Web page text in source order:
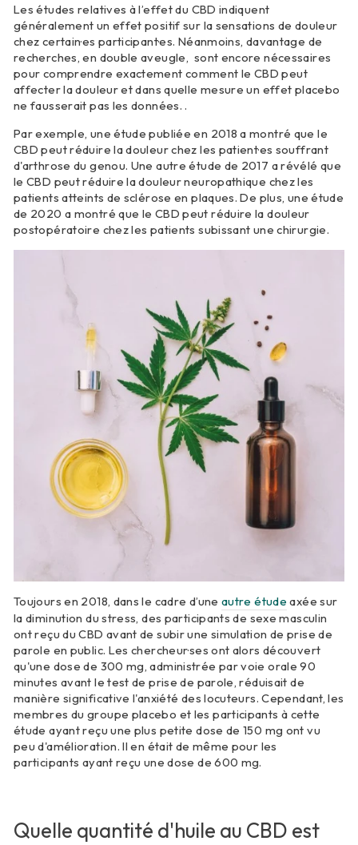
Les études relatives à l’effet du CBD indiquent
généralement un effet positif sur la sensations de douleur
chez certain·es participant·es. Néanmoins, davantage de
recherches, en double aveugle, sont encore nécessaires
pour comprendre exactement comment le CBD peut
affecter la douleur et dans quelle mesure un effet placebo
ne fausserait pas les données. .
Par exemple, une étude publiée en 2018 a montré que le
CBD peut réduire la douleur chez les patient·es souffrant
d'arthrose du genou. Une autre étude de 2017 a révélé que
le CBD peut réduire la douleur neuropathique chez les
patients atteints de sclérose en plaques. De plus, une étude
de 2020 a montré que le CBD peut réduire la douleur
postopératoire chez les patients subissant une chirurgie.
Toujours en 2018, dans le cadre d’une autre étude axée sur
la diminution du stress, des participants de sexe masculin
ont reçu du CBD avant de subir une simulation de prise de
parole en public. Les chercheur·ses ont alors découvert
qu'une dose de 300 mg, administrée par voie orale 90
minutes avant le test de prise de parole, réduisait de
manière significative l'anxiété des locuteurs. Cependant, les
membres du groupe placebo et les participants à cette
étude ayant reçu une plus petite dose de 150 mg ont vu
peu d'amélioration. Il en était de même pour les
participants ayant reçu une dose de 600 mg.
Quelle quantité d'huile au CBD est